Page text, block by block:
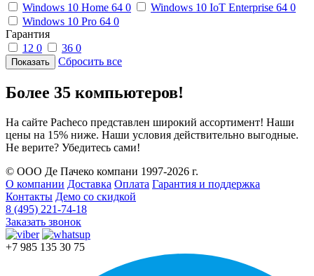
Windows 10 Home 64 0 Windows 10 IoT Enterprise 64 0
Windows 10 Pro 64 0
Гарантия
12 0 36 0
Сбросить все
Более 35 компьютеров!
На сайте Pacheco представлен широкий ассортимент! Наши
цены на 15% ниже. Наши условия действительно выгодные.
Не верите? Убедитесь сами!
© ООО Де Пачеко компани 1997-2026 г.
О компании Доставка Оплата Гарантия и поддержка
Контакты Демо со скидкой
8 (495) 221-74-18
Заказать звонок
+7 985 135 30 75